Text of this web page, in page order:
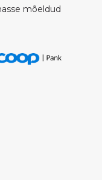
mõeldud